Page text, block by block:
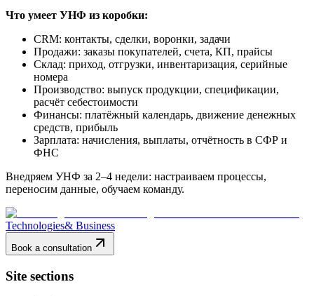
Что умеет УНФ из коробки:
CRM: контакты, сделки, воронки, задачи
Продажи: заказы покупателей, счета, КП, прайсы
Склад: приход, отгрузки, инвентаризация, серийные
номера
Производство: выпуск продукции, спецификации,
расчёт себестоимости
Финансы: платёжный календарь, движение денежных
средств, прибыль
Зарплата: начисления, выплаты, отчётность в СФР и
ФНС
Внедряем УНФ за 2–4 недели: настраиваем процессы,
переносим данные, обучаем команду.
Technologies& Business
Book a consultation
Site sections